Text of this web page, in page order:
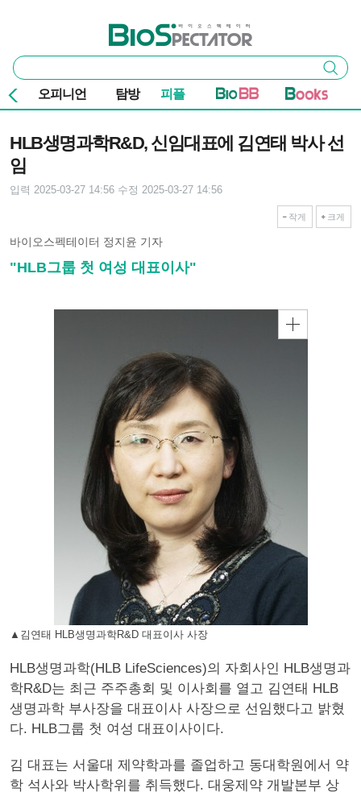
바이오스펙테이터
통
합
검
색
검색
오피니언 탐방 피플
HLB생명과학R&D, 신임대표에 김연태 박사 선
임
입력 2025-03-27 14:56 수정 2025-03-27 14:56
작게 크게
바이오스펙테이터 정지윤 기자
"HLB그룹 첫 여성 대표이사"
▲김연태 HLB생명과학R&D 대표이사 사장
HLB생명과학(HLB LifeSciences)의 자회사인 HLB생명과
학R&D는 최근 주주총회 및 이사회를 열고 김연태 HLB
생명과학 부사장을 대표이사 사장으로 선임했다고 밝혔
다. HLB그룹 첫 여성 대표이사이다.
김 대표는 서울대 제약학과를 졸업하고 동대학원에서 약
학 석사와 박사학위를 취득했다. 대웅제약 개발본부 상